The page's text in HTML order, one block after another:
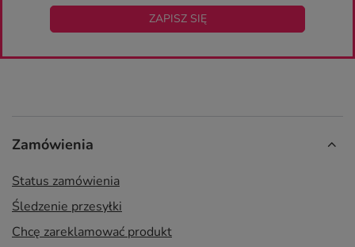
ZAPISZ SIĘ
Zamówienia
Status zamówienia
Śledzenie przesyłki
Chcę zareklamować produkt